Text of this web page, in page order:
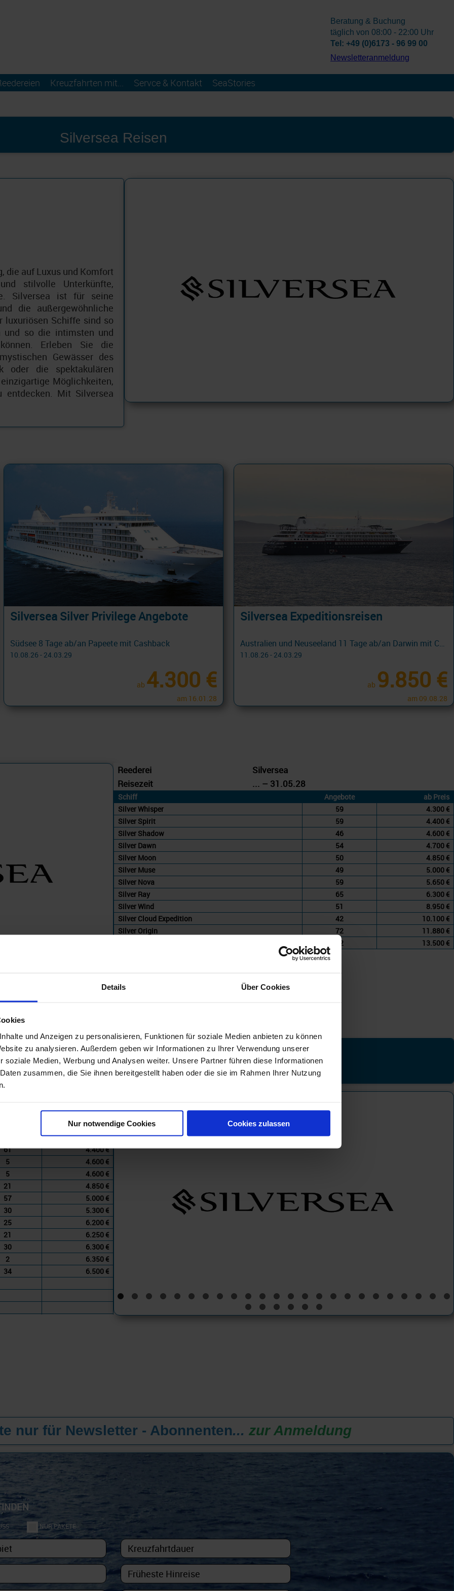
Details Über Cookies
und Anzeigen zu personalisieren, Funktionen für soziale Medien anbieten zu können
zu analysieren. Außerdem geben wir Informationen zu Ihrer Verwendung unserer
soziale Medien, Werbung und Analysen weiter. Unsere Partner führen diese Informationen
zusammen, die Sie ihnen bereitgestellt haben oder die sie im Rahmen Ihrer Nutzung
Nur notwendige Cookies Cookies zulassen
Kreuzfahrten mit... Servce & Kontakt SeaStories
Beratung & Buchung
täglich von 08:00 - 22:00 Uhr
Tel: +49 (0)6173 - 96 99 00
­Newsletteranmeldung
Silversea Reisen
die auf Luxus und Komfort
stilvolle Unterkünfte,
Silversea ist für seine
die außergewöhnliche
luxuriösen Schiffe sind so
und so die intimsten und
Erleben Sie die
Gewässer des
oder die spektakulären
Möglichkeiten,
entdecken. Mit Silversea
Silversea Silver Privilege Angebote
Südsee 8 Tage ab/an Papeete mit Cashback
10.08.26 - 24.03.29
ab 4.300 €
am 16.01.28
Silversea Expeditionsreisen
Australien und Neuseeland 11 Tage ab/an Darwin mit Cashback
11.08.26 - 24.03.29
ab 9.850 €
am 09.08.28
Reederei
Silversea
Reisezeit
... – 31.05.28
Schiff Angebote
ab Preis
Silver Whisper
59
4.300 €
Silver Spirit
59
4.400 €
Silver Shadow
46
4.600 €
Silver Dawn
54
4.700 €
Silver Moon
50
4.850 €
Silver Muse
49
5.000 €
Silver Nova
59
5.650 €
Silver Ray
65
6.300 €
Silver Wind
51
8.950 €
Silver Cloud Expedition
42
10.100 €
Silver Origin
72
11.880 €
52 13.500 €
Reisen bis 2028 nach Kreuzfahrtgebiet
ab Preis
4.300 €
61
4.400 €
5
4.600 €
5
4.600 €
21
4.850 €
57
5.000 €
30
5.300 €
25
6.200 €
21
6.250 €
30
6.300 €
2
6.350 €
34 6.500 €
Silversea
Westliches Mittelmeer
nur für Newsletter - Abonnenten... zur Anmeldung
NUR PAKETE